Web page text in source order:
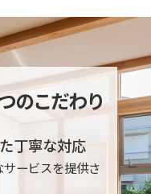
のこだわり
丁寧な対応
ービスを提供さ